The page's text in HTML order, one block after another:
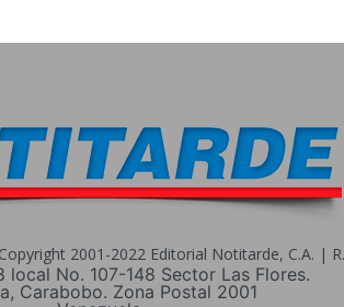
2001-2022 Editorial Notitarde, C.A. |
local No. 107-148 Sector Las Flores.
Carabobo. Zona Postal 2001